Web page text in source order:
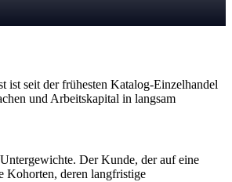
ist seit der frühesten Katalog-Einzelhandel
und Arbeitskapital in langsam
Der Kunde, der auf eine
Kohorten, deren langfristige